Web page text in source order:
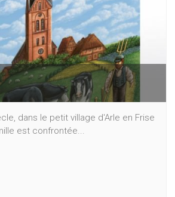
dans le petit village d'Arle en Frise
est confrontée...